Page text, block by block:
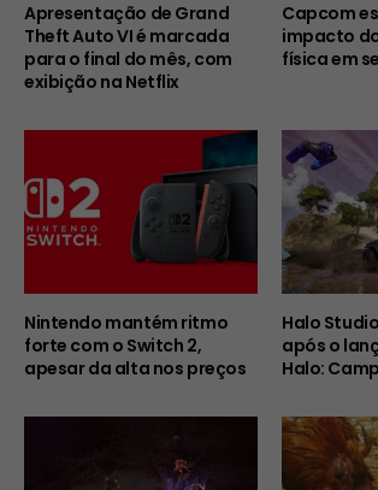
Apresentação de Grand
Theft Auto VI é marcada
para o final do mês, com
exibição na Netflix
Capcom
impacto
física em
Nintendo mantém ritmo
forte com o Switch 2,
apesar da alta nos preços
Halo
após o
Halo: